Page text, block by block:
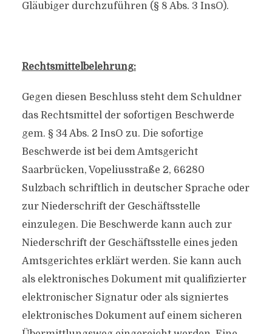
Gläubiger durchzuführen (§ 8 Abs. 3 InsO).
Rechtsmittelbelehrung:
Gegen diesen Beschluss steht dem Schuldner
das Rechtsmittel der sofortigen Beschwerde
gem. § 34 Abs. 2 InsO zu. Die sofortige
Beschwerde ist bei dem Amtsgericht
Saarbrücken, Vopeliusstraße 2, 66280
Sulzbach schriftlich in deutscher Sprache oder
zur Niederschrift der Geschäftsstelle
einzulegen. Die Beschwerde kann auch zur
Niederschrift der Geschäftsstelle eines jeden
Amtsgerichtes erklärt werden. Sie kann auch
als elektronisches Dokument mit qualifizierter
elektronischer Signatur oder als signiertes
elektronisches Dokument auf einem sicheren